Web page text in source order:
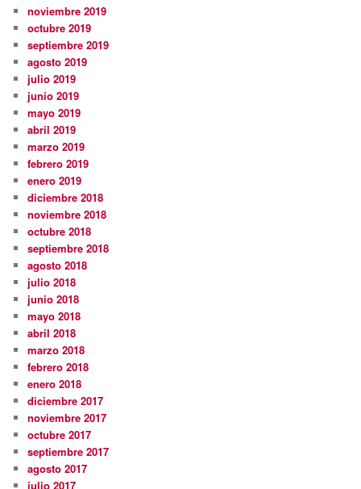
noviembre 2019
octubre 2019
septiembre 2019
agosto 2019
julio 2019
junio 2019
mayo 2019
abril 2019
marzo 2019
febrero 2019
enero 2019
diciembre 2018
noviembre 2018
octubre 2018
septiembre 2018
agosto 2018
julio 2018
junio 2018
mayo 2018
abril 2018
marzo 2018
febrero 2018
enero 2018
diciembre 2017
noviembre 2017
octubre 2017
septiembre 2017
agosto 2017
julio 2017